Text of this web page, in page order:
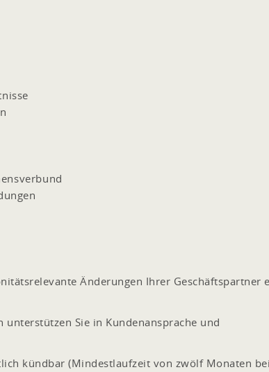
Änderungen Ihrer Geschäftspartner
unterstützen Sie in Kundenansprache und
kündbar (Mindestlaufzeit von zwölf Monaten bei